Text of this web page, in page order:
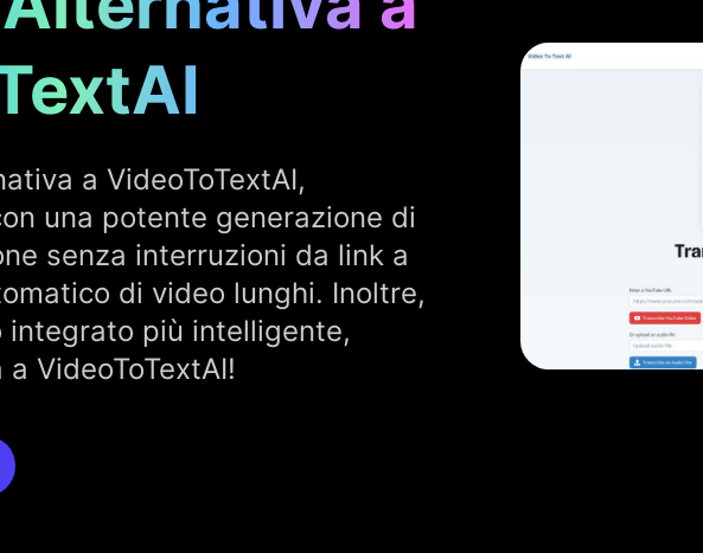
a VideoToTextAI,
una potente generazione di
senza interruzioni da link a
di video lunghi. Inoltre,
più intelligente,
VideoToTextAI!